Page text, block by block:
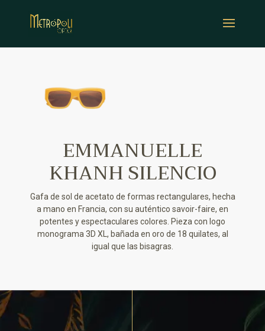
EMMANUELLE
KHANH SILENCIO
Gafa de sol de acetato de formas rectangulares, hecha
a mano en Francia, con su auténtico savoir-faire, en
potentes y espectaculares colores. Pieza con logo
monograma 3D XL, bañada en oro de 18 quilates, al
igual que las bisagras.